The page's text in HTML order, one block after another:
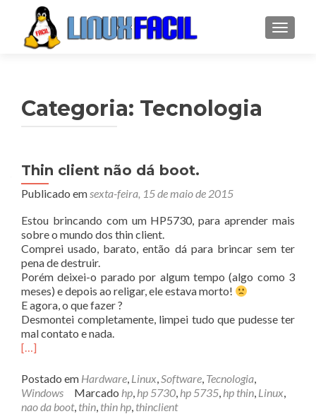
Categoria: Tecnologia
Thin client não dá boot.
Publicado emsexta-feira, 15 de maio de 2015
Estou brincando com um HP5730, para aprender mais
sobre o mundo dos thin client.
Comprei usado, barato, então dá para brincar sem ter
pena de destruir.
Porém deixei-o parado por algum tempo (algo como 3
meses) e depois ao religar, ele estava morto!
E agora, o que fazer ?
Desmontei completamente, limpei tudo que pudesse ter
mal contato e nada.
[…]
Postado em Hardware, Linux,Software, Tecnologia,
Windows
Marcado hp, hp 5730, hp 5735, hp thin, Linux,
nao da boot, thin, thin hp, thinclient
Navegação
por
posts